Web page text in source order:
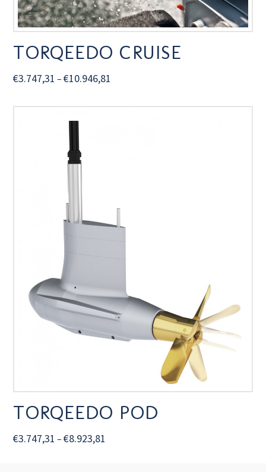
TORQEEDO CRUISE
€3.747,31 –€10.946,81
TORQEEDO POD
€3.747,31 –€8.923,81